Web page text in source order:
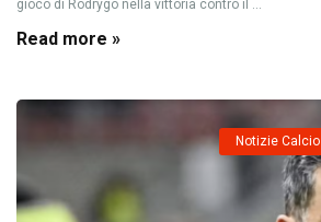
gioco di Rodrygo nella vittoria contro il ...
Read more »
Notizie Calcio